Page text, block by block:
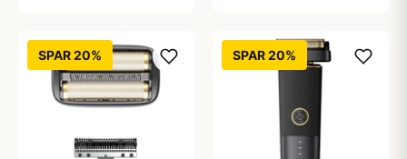
SPAR 20% SPAR 20%